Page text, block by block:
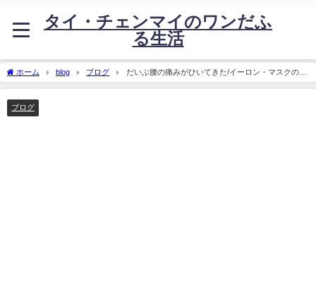
タイ・チェンマイのワンだふ
る生活
ホーム blog ブログ
だいぶ腰の痛みがひいてきた/イーロン・マスクの警
告
ブログ